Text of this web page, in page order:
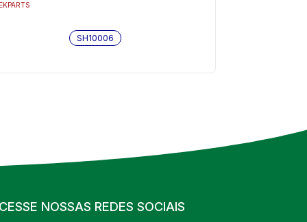
SH10006
NOSSAS REDES SOCIAIS